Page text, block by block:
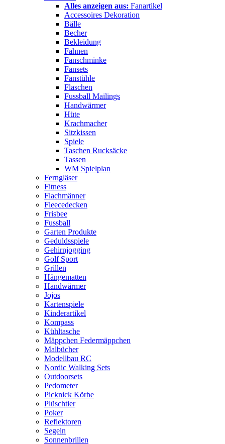
Alles anzeigen aus: Fanartikel
Accessoires Dekoration
Bälle
Becher
Bekleidung
Fahnen
Fanschminke
Fansets
Fanstühle
Flaschen
Fussball Mailings
Handwärmer
Hüte
Krachmacher
Sitzkissen
Spiele
Taschen Rucksäcke
Tassen
WM Spielplan
Ferngläser
Fitness
Flachmänner
Fleecedecken
Frisbee
Fussball
Garten Produkte
Geduldsspiele
Gehirnjogging
Golf Sport
Grillen
Hängematten
Handwärmer
Jojos
Kartenspiele
Kinderartikel
Kompass
Kühltasche
Mäppchen Federmäppchen
Malbücher
Modellbau RC
Nordic Walking Sets
Outdoorsets
Pedometer
Picknick Körbe
Plüschtier
Poker
Reflektoren
Segeln
Sonnenbrillen